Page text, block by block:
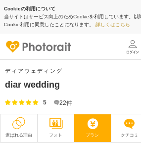
Cookieの利用について
当サイトはサービス向上のためCookieを利用しています。以
Cookie利用に同意したことになります。 詳しくはこちら
ディアウェディング
diar wedding
5 22件
選ばれる理由 フォト プラン クチコミ